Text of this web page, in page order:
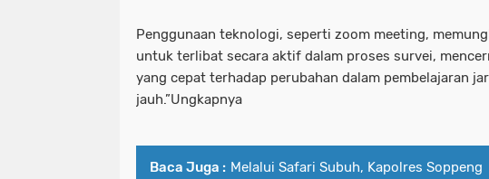
Penggunaan teknologi, seperti zoom meeting,
untuk terlibat secara aktif dalam proses survei,
yang cepat terhadap perubahan dalam pembelajaran
jauh.”Ungkapnya
Baca Juga : Melalui Safari Subuh, Kapolres Soppeng